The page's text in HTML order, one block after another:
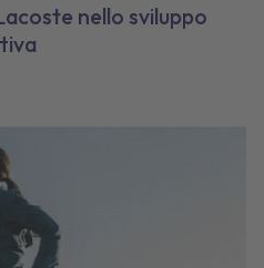
nello sviluppo